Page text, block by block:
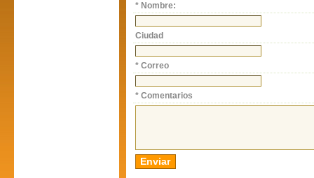
* Nombre:
Ciudad
* Correo
* Comentarios